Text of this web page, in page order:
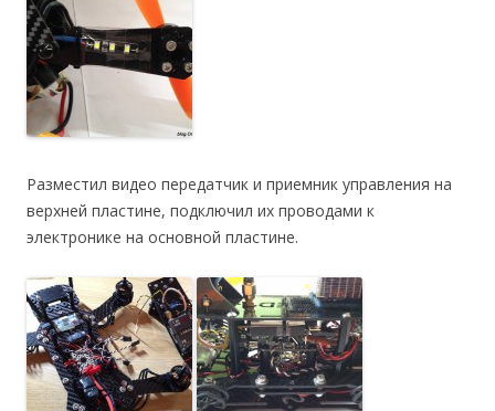
Разместил видео передатчик и приемник управления на
верхней пластине, подключил их проводами к
электронике на основной пластине.